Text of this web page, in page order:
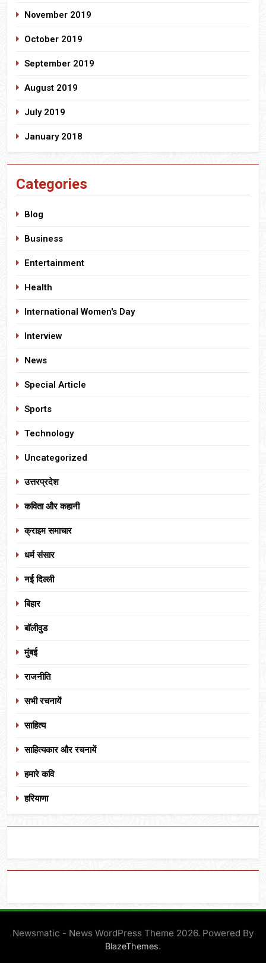
November 2019
October 2019
September 2019
August 2019
July 2019
January 2018
Categories
Blog
Business
Entertainment
Health
International Women's Day
Interview
News
Special Article
Sports
Technology
Uncategorized
उत्तरप्रदेश
कविता और कहानी
क्राइम समाचार
धर्म संसार
नई दिल्ली
बिहार
बॉलीवुड
मुंबई
राजनीति
सभी रचनायें
साहित्य
साहित्यकार और रचनायें
हमारे कवि
हरियाणा
Newsmatic - News WordPress Theme 2026. Powered By
BlazeThemes.